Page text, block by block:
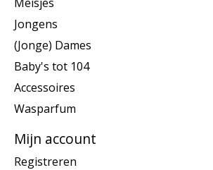
Jongens
(Jonge) Dames
Baby's tot 104
Accessoires
Wasparfum
Mijn account
Registreren